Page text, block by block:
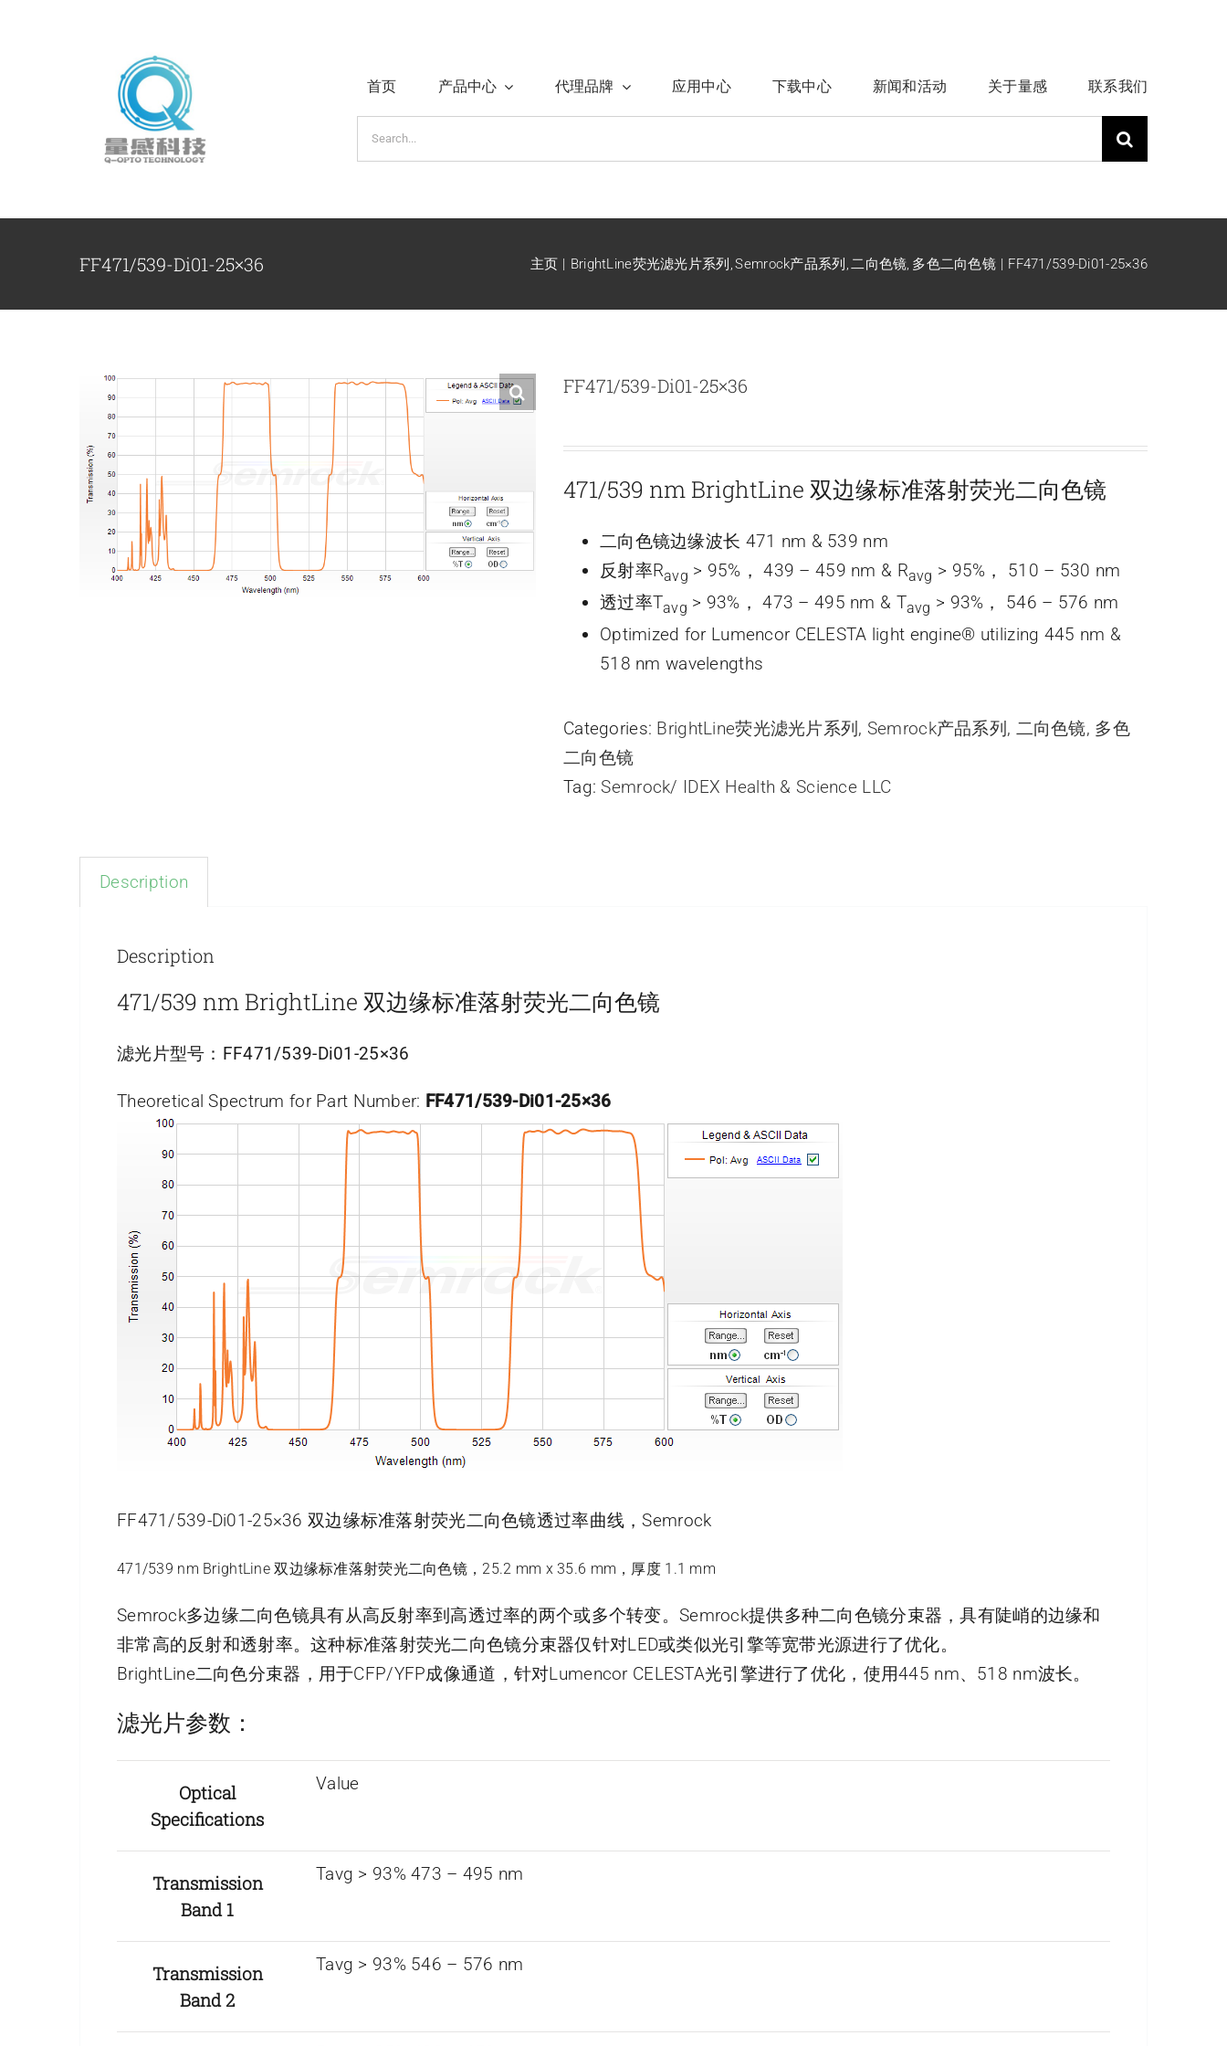
首页 产品中心 代理品牌 应用中心 下载中心 新闻和活动 关于量感 联系我们
索：
FF471/539-Di01-25×36 主页 BrightLine荧光滤光片系列 Semrock产品系列 二向色镜 多色二向色镜 FF471/539-Di01-25×36
FF471/539-Di01-25×36
471/539 nm BrightLine 双边缘标准落射荧光二向色镜
二向色镜边缘波长 471 nm & 539 nm
反射率Ravg > 95%， 439 – 459 nm & Ravg > 95%， 510 – 530 nm
透过率Tavg > 93%， 473 – 495 nm & Tavg > 93%， 546 – 576 nm
Optimized for Lumencor CELESTA light engine® utilizing 445 nm &
518 nm wavelengths
Categories: BrightLine荧光滤光片系列 , Semrock产品系列 , 二向色镜, 多色
二向色镜
Tag:Semrock/ IDEX Health & Science LLC
Description
Description
471/539 nm BrightLine 双边缘标准落射荧光二向色镜
滤光片型号： FF471/539-Di01-25×36
Theoretical Spectrum for Part Number: FF471/539-Di01-25×36
FF471/539-Di01-25×36 双边缘标准落射荧光二向色镜透过率曲线，Semrock
471/539 nm BrightLine 双边缘标准落射荧光二向色镜，25.2 mm x 35.6 mm，厚度 1.1 mm
Semrock多边缘二向色镜具有从高反射率到高透过率的两个或多个转变。Semrock提供多种二向色镜分束器，具有陡峭的边缘和
非常高的反射和透射率。这种标准落射荧光二向色镜分束器仅针对LED或类似光引擎等宽带光源进行了优化。
BrightLine二向色分束器，用于CFP/YFP成像通道，针对Lumencor CELESTA光引擎进行了优化，使用445 nm、518 nm波长。
滤光片参数：
Optical
Specifications
Value
Transmission
Band 1
Tavg > 93% 473 – 495 nm
Transmission
Band 2
Tavg > 93% 546 – 576 nm